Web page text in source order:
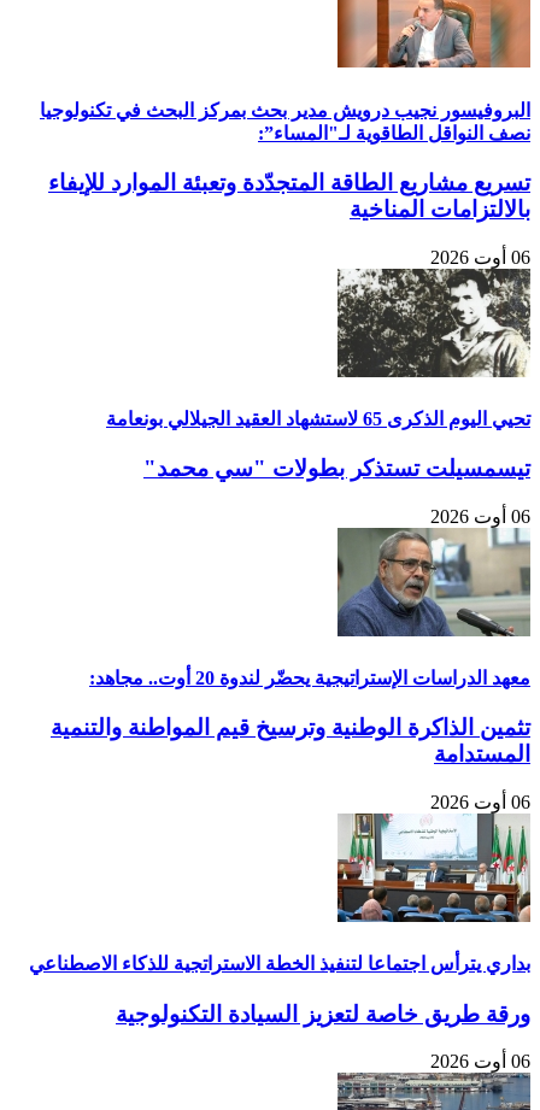
البروفيسور نجيب درويش مدير بحث بمركز البحث في تكنولوجيا
نصف النواقل الطاقوية لـ"المساء”:
تسريع مشاريع الطاقة المتجدّدة وتعبئة الموارد للإيفاء
بالالتزامات المناخية
06 أوت 2026
تحيي اليوم الذكرى 65 لاستشهاد العقيد الجيلالي بونعامة
تيسمسيلت تستذكر بطولات "سي محمد"
06 أوت 2026
معهد الدراسات الإستراتيجية يحضّر لندوة 20 أوت.. مجاهد:
تثمين الذاكرة الوطنية وترسيخ قيم المواطنة والتنمية
المستدامة
06 أوت 2026
بداري يترأس اجتماعا لتنفيذ الخطة الاستراتجية للذكاء الاصطناعي
ورقة طريق خاصة لتعزيز السيادة التكنولوجية
06 أوت 2026